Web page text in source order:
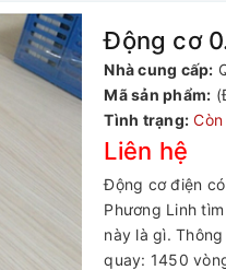
Động cơ
Nhà cung cấp:
Mã sản phẩm:
Tình trạng:
Liên hệ
Động cơ điện
Phương Linh
này là gì.
quay: 1450